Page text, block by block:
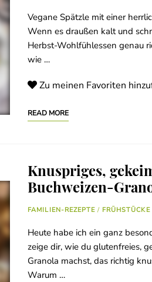
Vegane Spätzle mit einer
Wenn es draußen kalt und
Herbst-Wohlfühlessen genau
wie …
Zu meinen Favoriten
READ MORE
Knuspriges,
Buchweizen-
FAMILIEN-REZEPTE / FRÜHSTÜCKE
Heute habe ich ein ganz
zeige dir, wie du glutenfreies,
Granola machst, das richtig
Warum …